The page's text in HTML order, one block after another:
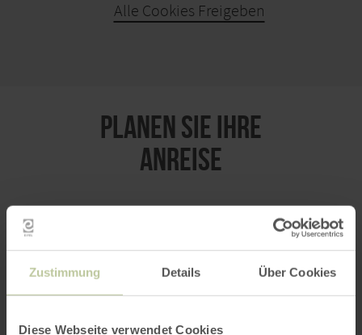
Zustimmung Details Über Cookies
Diese Webseite verwendet Cookies
Alle Cookies Freigeben
PLANEN SIE IHRE
ANREISE
per Google Maps
Anfahrt von: